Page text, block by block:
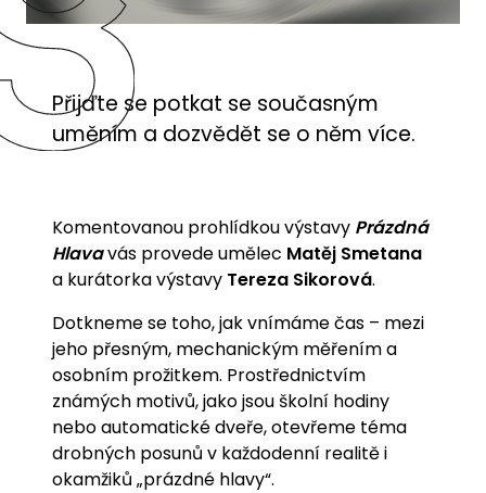
Přijďte se potkat se současným
uměním a dozvědět se o něm více.
Komentovanou prohlídkou výstavy Prázdná
Hlavavás provede umělec Matěj Smetana
a kurátorka výstavy Tereza Sikorová.
Dotkneme se toho, jak vnímáme čas – mezi
jeho přesným, mechanickým měřením a
osobním prožitkem. Prostřednictvím
známých motivů, jako jsou školní hodiny
nebo automatické dveře, otevřeme téma
drobných posunů v každodenní realitě i
okamžiků „prázdné hlavy“.